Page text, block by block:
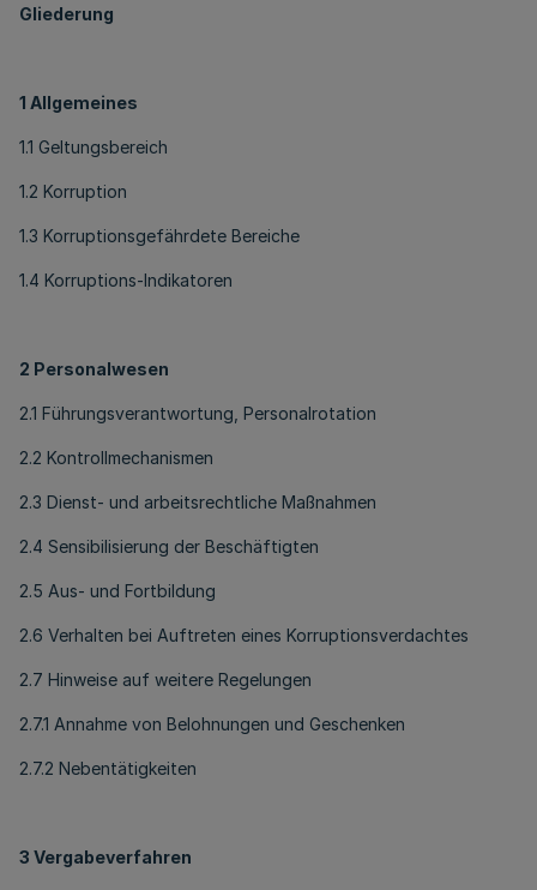
Gliederung
1 Allgemeines
1.1 Geltungsbereich
1.2 Korruption
1.3 Korruptionsgefährdete Bereiche
1.4 Korruptions-Indikatoren
2 Personalwesen
2.1 Führungsverantwortung, Personalrotation
2.2 Kontrollmechanismen
2.3 Dienst- und arbeitsrechtliche Maßnahmen
2.4 Sensibilisierung der Beschäftigten
2.5 Aus- und Fortbildung
2.6 Verhalten bei Auftreten eines Korruptionsverdachtes
2.7 Hinweise auf weitere Regelungen
2.7.1 Annahme von Belohnungen und Geschenken
2.7.2 Nebentätigkeiten
3 Vergabeverfahren